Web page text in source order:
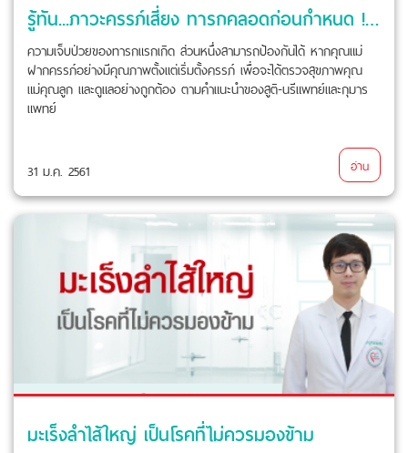
รู้ทัน...ภาวะครรภ์เสี่ยง ทารกคลอดก่อนกำหนด ! ช่วยแม่-ลูก ปลอดภัย
ความเจ็บป่วยของทารกแรกเกิด ส่วนหนึ่งสามารถป้องกันได้ หากคุณแม่
ฝากครรภ์อย่างมีคุณภาพตั้งแต่เริ่มตั้งครรภ์ เพื่อจะได้ตรวจสุขภาพคุณ
แม่คุณลูก และดูแลอย่างถูกต้อง ตามคำแนะนำของสูติ-นรีแพทย์และกุมาร
แพทย์
31 ม.ค. 2561 อ่าน
มะเร็งลำไส้ใหญ่ เป็นโรคที่ไม่ควรมองข้าม